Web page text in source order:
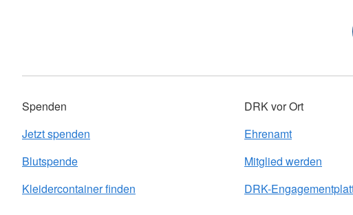
Spenden
Jetzt spenden
Blutspende
Kleidercontainer finden
DRK vor Ort
Ehrenamt
Mitglied werden
DRK-